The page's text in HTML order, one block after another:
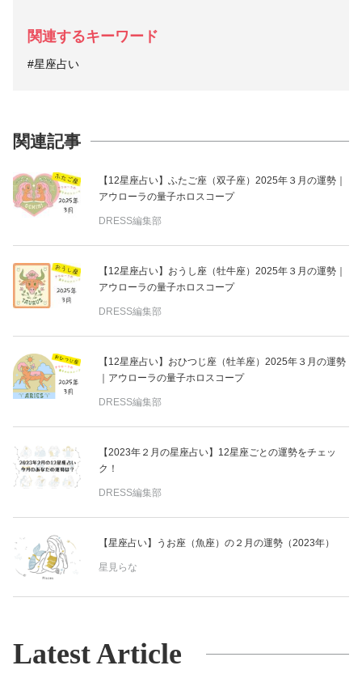
関連するキーワード
#星座占い
関連記事
【12星座占い】ふたご座（双子座）2025年３月の運勢｜
アウローラの量子ホロスコープ
DRESS編集部
【12星座占い】おうし座（牡牛座）2025年３月の運勢｜
アウローラの量子ホロスコープ
DRESS編集部
【12星座占い】おひつじ座（牡羊座）2025年３月の運勢
｜アウローラの量子ホロスコープ
DRESS編集部
【2023年２月の星座占い】12星座ごとの運勢をチェッ
ク！
DRESS編集部
【星座占い】うお座（魚座）の２月の運勢（2023年）
星見らな
Latest Article